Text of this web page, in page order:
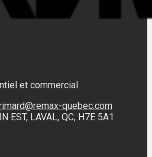
et commercial
quebec.com
EST, LAVAL, QC, H7E 5A1